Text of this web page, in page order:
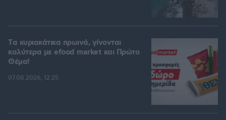
Tα κυριακάτικα πρωινά, γίνονται
καλύτερα με efood market και Πρώτο
Θέμα!
07.08.2026, 12:25